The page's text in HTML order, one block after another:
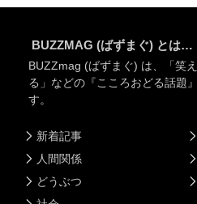
BUZZMAG (ばずまぐ) とは…
BUZZmag (ばずまぐ) は、「笑
る」などの『こころおどる話題
す。
新着記事
人間関係
どうぶつ